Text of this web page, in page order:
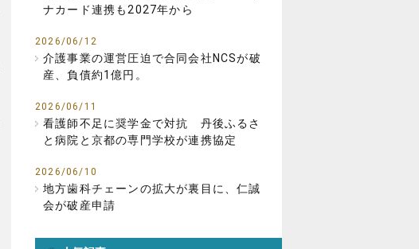
ナカード連携も2027年から
2026/06/12
介護事業の運営圧迫で合同会社NCSが破
産、負債約1億円。
2026/06/11
看護師不足に奨学金で対抗 丹後ふるさ
と病院と京都の専門学校が連携協定
2026/06/10
地方歯科チェーンの拡大が裏目に、仁誠
会が破産申請